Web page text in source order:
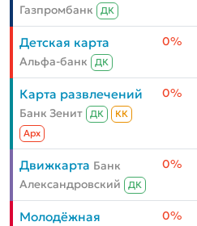
Газпромбанк ДК
Детская карта
Альфа-банк ДК
0%
Карта развлечений
Банк Зенит ДК
КК
Aрх
0%
Движкарта Банк
Александровский
ДК
0%
Молодёжная 0%